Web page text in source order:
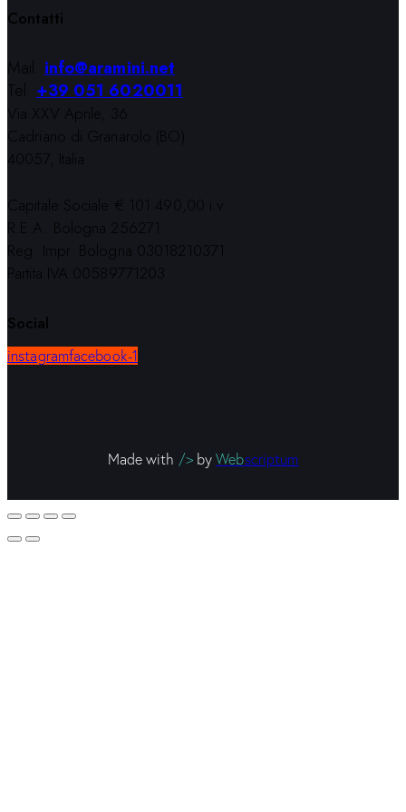
Contatti
Mail: info@aramini.net
Tel: +39 051 6020011
Via XXV Aprile, 36
Cadriano di Granarolo (BO)
40057, Italia
Capitale Sociale € 101.490,00 i.v.
R.E.A. Bologna 256271
Reg. Impr. Bologna 03018210371
Partita IVA 00589771203
Social
instagramfacebook-1
Made with />byWebscriptum